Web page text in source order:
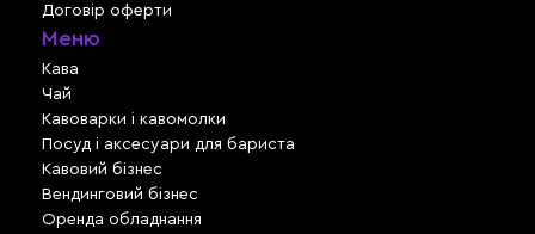
Договір оферти
Меню
Кава
Чай
Кавоварки і кавомолки
Посуд і аксесуари для бариста
Кавовий бізнес
Вендинговий бізнес
Оренда обладнання